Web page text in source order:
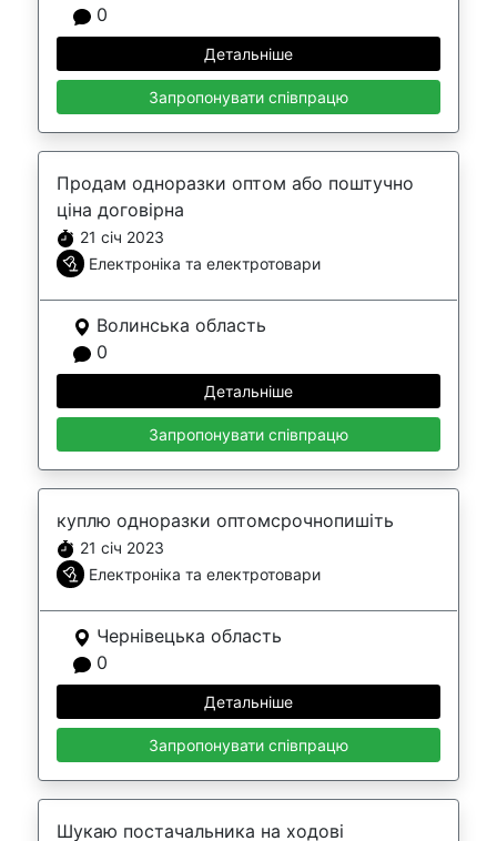
0
Детальніше
Запропонувати співпрацю
Продам одноразки оптом або поштучно
ціна договірна
21 січ 2023
Електроніка та електротовари
Волинська область
0
Детальніше
Запропонувати співпрацю
куплю одноразки оптомсрочнопишіть
21 січ 2023
Електроніка та електротовари
Чернівецька область
0
Детальніше
Запропонувати співпрацю
Шукаю постачальника на ходові